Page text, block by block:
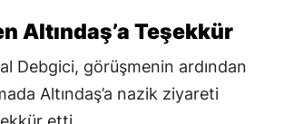
Altındaş’a Teşekkür
Debgici, görüşmenin ardından
Altındaş’a nazik ziyareti